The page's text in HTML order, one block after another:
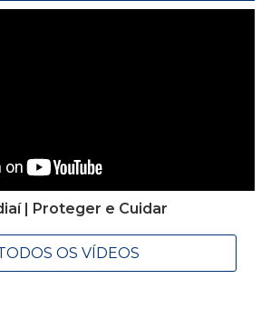
| Proteger e Cuidar
OS VÍDEOS